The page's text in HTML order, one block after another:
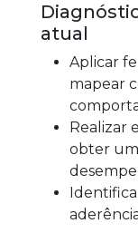
atual
Aplicar
mapear
Realizar
obter